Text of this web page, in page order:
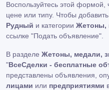
Воспользуйтесь этой
цене или типу. Чтобы
Рудный и категории Жетоны,
ссылке "Подать объявление"
В разделе Жетоны, медали,
"ВсеСделки - бесплатные
представлены объявления,
лицами или предприятиями